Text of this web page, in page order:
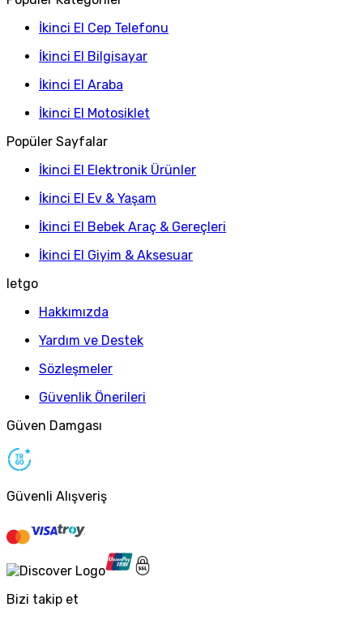
İkinci El Cep Telefonu
İkinci El Bilgisayar
İkinci El Araba
İkinci El Motosiklet
Popüler Sayfalar
İkinci El Elektronik Ürünler
İkinci El Ev & Yaşam
İkinci El Bebek Araç & Gereçleri
İkinci El Giyim & Aksesuar
letgo
Hakkımızda
Yardım ve Destek
Sözleşmeler
Güvenlik Önerileri
Güven Damgası
Güvenli Alışveriş
Bizi takip et